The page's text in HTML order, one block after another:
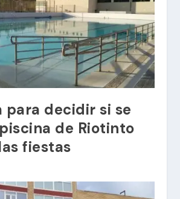
para decidir si se
de Riotinto
fiestas